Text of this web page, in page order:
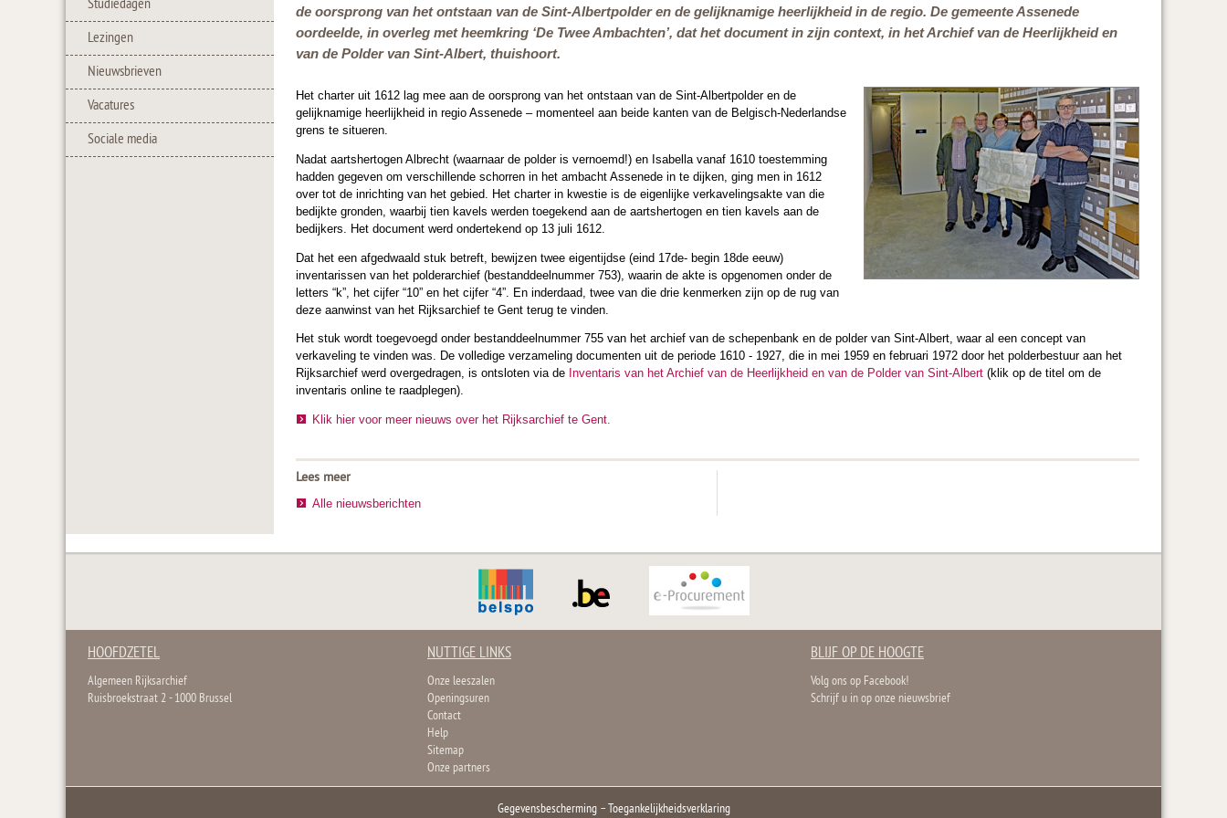
Studiedagen
Lezingen
Nieuwsbrieven
Vacatures
Sociale media
de oorsprong van het ontstaan van de Sint-Albertpolder en de gelijknamige heerlijkheid in de regio. De gemeente Assenede
oordeelde, in overleg met heemkring ‘De Twee Ambachten’, dat het document in zijn context, in het Archief van de Heerlijkheid en
van de Polder van Sint-Albert, thuishoort.
Het charter uit 1612 lag mee aan de oorsprong van het ontstaan van de Sint-Albertpolder en de
gelijknamige heerlijkheid in regio Assenede – momenteel aan beide kanten van de Belgisch-Nederlandse
grens te situeren.
Nadat aartshertogen Albrecht (waarnaar de polder is vernoemd!) en Isabella vanaf 1610 toestemming
hadden gegeven om verschillende schorren in het ambacht Assenede in te dijken, ging men in 1612
over tot de inrichting van het gebied. Het charter in kwestie is de eigenlijke verkavelingsakte van die
bedijkte gronden, waarbij tien kavels werden toegekend aan de aartshertogen en tien kavels aan de
bedijkers. Het document werd ondertekend op 13 juli 1612.
Dat het een afgedwaald stuk betreft, bewijzen twee eigentijdse (eind 17de- begin 18de eeuw)
inventarissen van het polderarchief (bestanddeelnummer 753), waarin de akte is opgenomen onder de
letters “k”, het cijfer “10” en het cijfer “4”. En inderdaad, twee van die drie kenmerken zijn op de rug van
deze aanwinst van het Rijksarchief te Gent terug te vinden.
Het stuk wordt toegevoegd onder bestanddeelnummer 755 van het archief van de schepenbank en de polder van Sint-Albert, waar al een concept van
verkaveling te vinden was. De volledige verzameling documenten uit de periode 1610 - 1927, die in mei 1959 en februari 1972 door het polderbestuur aan het
Rijksarchief werd overgedragen, is ontsloten via de Inventaris van het Archief van de Heerlijkheid en van de Polder van Sint-Albert (klik op de titel om de
inventaris online te raadplegen).
Klik hier voor meer nieuws over het Rijksarchief te Gent.
Lees meer
Alle nieuwsberichten
HOOFDZETEL
Algemeen Rijksarchief
Ruisbroekstraat 2 - 1000 Brussel
NUTTIGE LINKS
Onze leeszalen
Openingsuren
Contact
Help
Sitemap
Onze partners
BLIJF OP DE HOOGTE
Volg ons op Facebook!
Schrijf u in op onze nieuwsbrief
Gegevensbescherming–Toegankelijkheidsverklaring